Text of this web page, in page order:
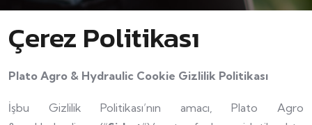
Çerez Politikası
Plato Agro & Hydraulic Cookie Gizlilik Politikası
İşbu Gizlilik Politikası’nın amacı, Plato Agro